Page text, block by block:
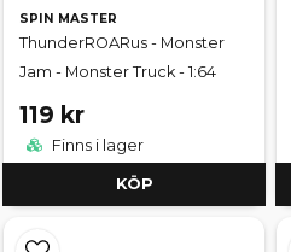
SPIN MASTER
ThunderROARus - Monster
Jam - Monster Truck - 1:64
119 kr
Finns i lager
KÖP